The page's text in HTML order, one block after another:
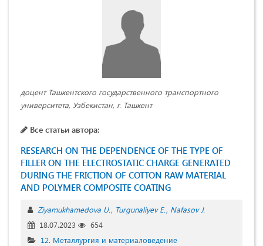
доцент Ташкентского государственного транспортного
университета, Узбекистан, г. Ташкент
Все статьи автора:
RESEARCH ON THE DEPENDENCE OF THE TYPE OF
FILLER ON THE ELECTROSTATIC CHARGE GENERATED
DURING THE FRICTION OF COTTON RAW MATERIAL
AND POLYMER COMPOSITE COATING
Ziyamukhamedova U. Turgunaliyev E. Nafasov J.
18.07.2023
654
12. Металлургия и материаловедение